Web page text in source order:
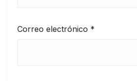
Correo electrónico *